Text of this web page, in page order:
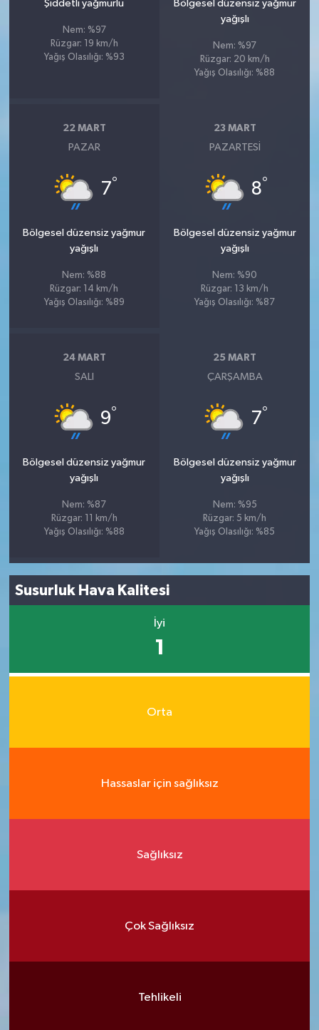
Şiddetli yağmurlu
Nem: %97
Rüzgar: 19 km/h
Yağış Olasılığı: %93
Bölgesel düzensiz yağmur
yağışlı
Nem: %97
Rüzgar: 20 km/h
Yağış Olasılığı: %88
22 MART
PAZAR
7°
Bölgesel düzensiz yağmur
yağışlı
Nem: %88
Rüzgar: 14 km/h
Yağış Olasılığı: %89
23 MART
PAZARTESI
8°
Bölgesel düzensiz yağmur
yağışlı
Nem: %90
Rüzgar: 13 km/h
Yağış Olasılığı: %87
24 MART
SALI
9°
Bölgesel düzensiz yağmur
yağışlı
Nem: %87
Rüzgar: 11 km/h
Yağış Olasılığı: %88
25 MART
ÇARŞAMBA
7°
Bölgesel düzensiz yağmur
yağışlı
Nem: %95
Rüzgar: 5 km/h
Yağış Olasılığı: %85
Susurluk Hava Kalitesi
İyi
1
Orta
Hassaslar için sağlıksız
Sağlıksız
Çok Sağlıksız
Tehlikeli